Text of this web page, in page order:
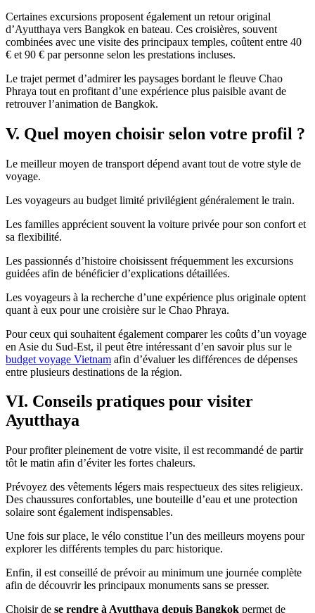
Certaines excursions proposent également un retour original
d’Ayutthaya vers Bangkok en bateau. Ces croisières, souvent
combinées avec une visite des principaux temples, coûtent entre 40
€ et 90 € par personne selon les prestations incluses.
Le trajet permet d’admirer les paysages bordant le fleuve Chao
Phraya tout en profitant d’une expérience plus paisible avant de
retrouver l’animation de Bangkok.
V. Quel moyen choisir selon votre profil ?
Le meilleur moyen de transport dépend avant tout de votre style de
voyage.
Les voyageurs au budget limité privilégient généralement le train.
Les familles apprécient souvent la voiture privée pour son confort et
sa flexibilité.
Les passionnés d’histoire choisissent fréquemment les excursions
guidées afin de bénéficier d’explications détaillées.
Les voyageurs à la recherche d’une expérience plus originale optent
quant à eux pour une croisière sur le Chao Phraya.
Pour ceux qui souhaitent également comparer les coûts d’un voyage
en Asie du Sud-Est, il peut être intéressant d’en savoir plus sur le
budget voyage Vietnam afin d’évaluer les différences de dépenses
entre plusieurs destinations de la région.
VI. Conseils pratiques pour visiter
Ayutthaya
Pour profiter pleinement de votre visite, il est recommandé de partir
tôt le matin afin d’éviter les fortes chaleurs.
Prévoyez des vêtements légers mais respectueux des sites religieux.
Des chaussures confortables, une bouteille d’eau et une protection
solaire sont également indispensables.
Une fois sur place, le vélo constitue l’un des meilleurs moyens pour
explorer les différents temples du parc historique.
Enfin, il est conseillé de prévoir au minimum une journée complète
afin de découvrir les principaux monuments sans se presser.
Choisir de se rendre à Ayutthaya depuis Bangkok permet de